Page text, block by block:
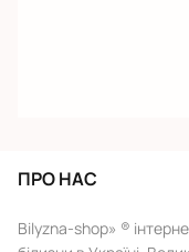
ПРО НАС
Bilyzna-shop» ®